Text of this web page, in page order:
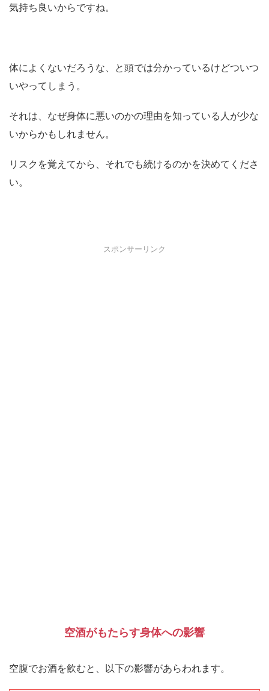
気持ち良いからですね。
体によくないだろうな、と頭では分かっているけどついつ
いやってしまう。
それは、なぜ身体に悪いのかの理由を知っている人が少な
いからかもしれません。
リスクを覚えてから、それでも続けるのかを決めてくださ
い。
スポンサーリンク
空酒がもたらす身体への影響
空腹でお酒を飲むと、以下の影響があらわれます。